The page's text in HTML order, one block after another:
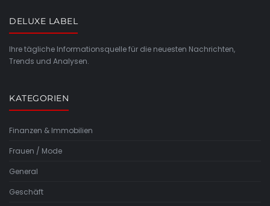
DELUXE LABEL
Ihre tägliche Informationsquelle für die neuesten Nachrichten,
Trends und Analysen.
KATEGORIEN
Finanzen & Immobilien
Frauen / Mode
General
Geschäft